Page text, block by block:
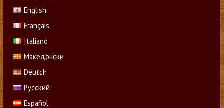
English
Français
Italiano
Македонски
Deutch
Русский
Español